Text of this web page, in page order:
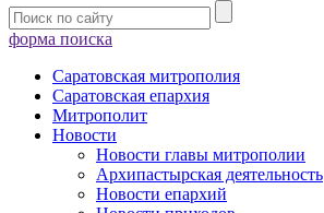
форма поиска
Саратовская митрополия
Саратовская епархия
Митрополит
Новости
Новости главы митрополии
Архипастырская деятельность
Новости епархий